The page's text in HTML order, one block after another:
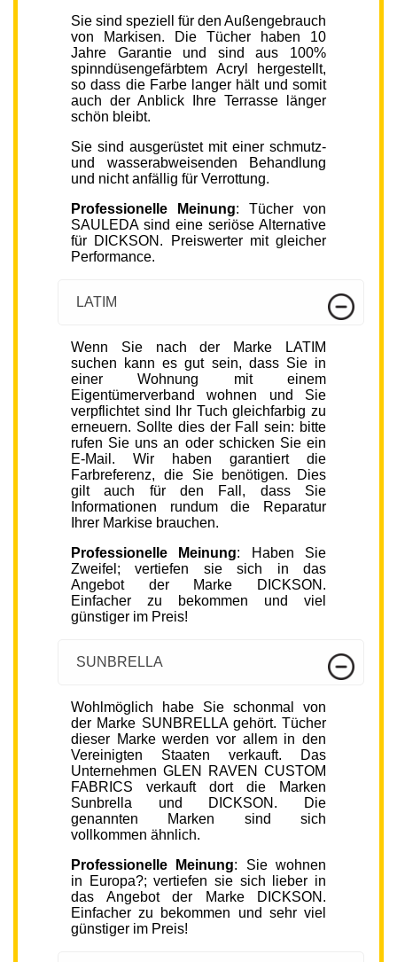
Sie sind speziell für den Außengebrauch
von Markisen. Die Tücher haben 10
Jahre Garantie und sind aus 100%
spinndüsengefärbtem Acryl hergestellt,
so dass die Farbe langer hält und somit
auch der Anblick Ihre Terrasse länger
schön bleibt.
Sie sind ausgerüstet mit einer schmutz-
und wasserabweisenden Behandlung
und nicht anfällig für Verrottung.
Professionelle Meinung: Tücher von
SAULEDA sind eine seriöse Alternative
für DICKSON. Preiswerter mit gleicher
Performance.
LATIM
Wenn Sie nach der Marke LATIM
suchen kann es gut sein, dass Sie in
einer Wohnung mit einem
Eigentümerverband wohnen und Sie
verpflichtet sind Ihr Tuch gleichfarbig zu
erneuern. Sollte dies der Fall sein: bitte
rufen Sie uns an oder schicken Sie ein
E-Mail. Wir haben garantiert die
Farbreferenz, die Sie benötigen. Dies
gilt auch für den Fall, dass Sie
Informationen rundum die Reparatur
Ihrer Markise brauchen.
Professionelle Meinung: Haben Sie
Zweifel; vertiefen sie sich in das
Angebot der Marke DICKSON.
Einfacher zu bekommen und viel
günstiger im Preis!
SUNBRELLA
Wohlmöglich habe Sie schonmal von
der Marke SUNBRELLA gehört. Tücher
dieser Marke werden vor allem in den
Vereinigten Staaten verkauft. Das
Unternehmen GLEN RAVEN CUSTOM
FABRICS verkauft dort die Marken
Sunbrella und DICKSON. Die
genannten Marken sind sich
vollkommen ähnlich.
Professionelle Meinung: Sie wohnen
in Europa?; vertiefen sie sich lieber in
das Angebot der Marke DICKSON.
Einfacher zu bekommen und sehr viel
günstiger im Preis!